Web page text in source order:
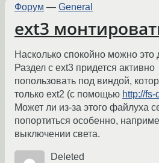
Форум — General
ext3
Насколько спокойно можно это
Раздел с ext3 придется активно
попользовать под виндой,
только ext2 (с помощью http://fs-
Может ли из-за этого файлуха
попортиться особенно,
выключении света.
Deleted